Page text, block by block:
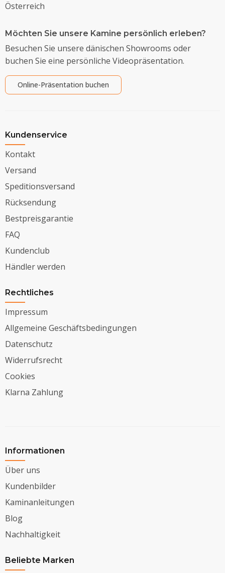
Österreich
Möchten Sie unsere Kamine persönlich erleben?
Besuchen Sie unsere dänischen Showrooms oder
buchen Sie eine persönliche Videopräsentation.
Online-Präsentation buchen
Kundenservice
Kontakt
Versand
Speditionsversand
Rücksendung
Bestpreisgarantie
FAQ
Kundenclub
Händler werden
Rechtliches
Impressum
Allgemeine Geschäftsbedingungen
Datenschutz
Widerrufsrecht
Cookies
Klarna Zahlung
Informationen
Über uns
Kundenbilder
Kaminanleitungen
Blog
Nachhaltigkeit
Beliebte Marken